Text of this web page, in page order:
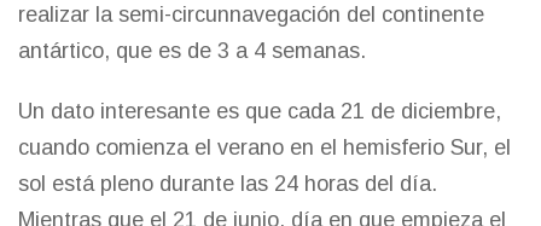
realizar la semi-circunnavegación del continente
antártico, que es de 3 a 4 semanas.
Un dato interesante es que cada 21 de diciembre,
cuando comienza el verano en el hemisferio Sur, el
sol está pleno durante las 24 horas del día.
Mientras que el 21 de junio, día en que empieza el